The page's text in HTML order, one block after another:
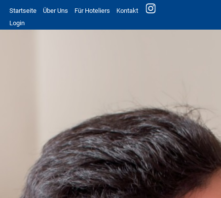
Startseite Über Uns Für Hoteliers
Kontakt
Login